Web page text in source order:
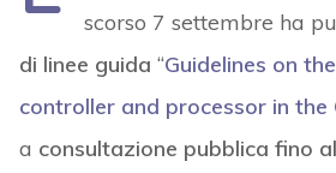
scorso 7 settembre ha
di linee guida “Guidelines on
controller and processor in the
a consultazione pubblica fino